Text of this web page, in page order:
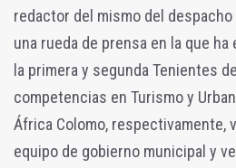
redactor del mismo del
una rueda de prensa en la que
la primera y segunda Tenientes
competencias en Turismo y
África Colomo, respectivamente,
equipo de gobierno municipal y